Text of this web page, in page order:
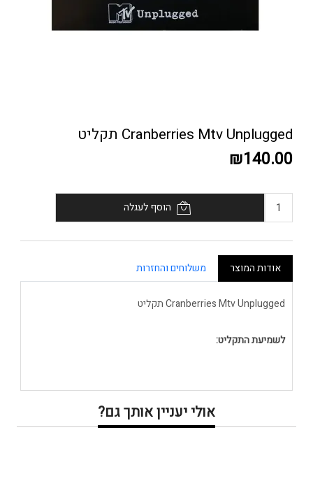
Cranberries Mtv Unplugged תקליט
₪140.00
הוסף לעגלה
אודות המוצר משלוחים והחזרות
Cranberries Mtv Unplugged תקליט
לשמיעת התקליט:
אולי יעניין אותך גם?